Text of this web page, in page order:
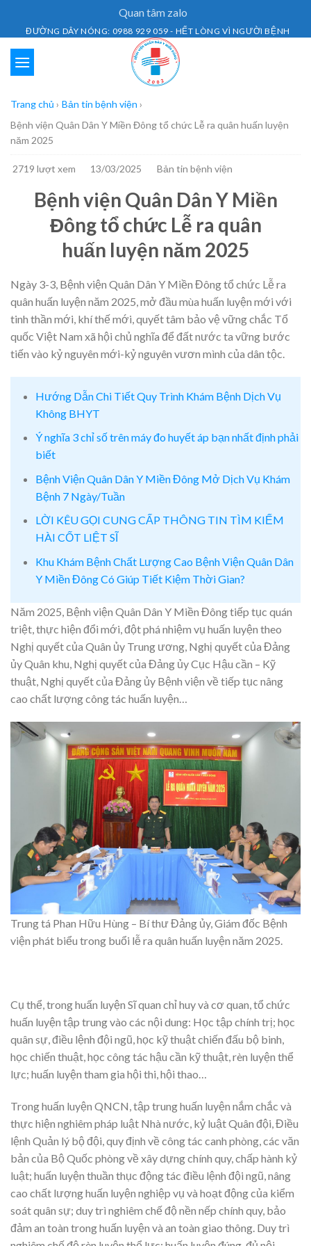
Quan tâm zalo
ĐƯỜNG DÂY NÓNG: 0988 929 059 - HẾT LÒNG VÌ NGƯỜI BỆNH
Trang chủ › Bản tin bệnh viện ›
Bệnh viện Quân Dân Y Miền Đông tổ chức Lễ ra quân huấn luyện
năm 2025
2719 lượt xem 13/03/2025 Bản tin bệnh viện
Bệnh viện Quân Dân Y Miền
Đông tổ chức Lễ ra quân
huấn luyện năm 2025
Ngày 3-3, Bệnh viện Quân Dân Y Miền Đông tổ chức Lễ ra
quân huấn luyện năm 2025, mở đầu mùa huấn luyện mới với
tinh thần mới, khí thế mới, quyết tâm bảo vệ vững chắc Tổ
quốc Việt Nam xã hội chủ nghĩa để đất nước ta vững bước
tiến vào kỷ nguyên mới-kỷ nguyên vươn mình của dân tộc.
Hướng Dẫn Chi Tiết Quy Trình Khám Bệnh Dịch Vụ
Không BHYT
Ý nghĩa 3 chỉ số trên máy đo huyết áp bạn nhất định phải
biết
Bệnh Viện Quân Dân Y Miền Đông Mở Dịch Vụ Khám
Bệnh 7 Ngày/Tuần
LỜI KÊU GỌI CUNG CẤP THÔNG TIN TÌM KIẾM
HÀI CỐT LIỆT SĨ
Khu Khám Bệnh Chất Lượng Cao Bệnh Viện Quân Dân
Y Miền Đông Có Giúp Tiết Kiệm Thời Gian?
Năm 2025, Bệnh viện Quân Dân Y Miền Đông tiếp tục quán
triệt, thực hiện đổi mới, đột phá nhiệm vụ huấn luyện theo
Nghị quyết của Quân ủy Trung ương, Nghị quyết của Đảng
ủy Quân khu, Nghị quyết của Đảng ủy Cục Hậu cần – Kỹ
thuật, Nghị quyết của Đảng ủy Bệnh viện về tiếp tục nâng
cao chất lượng công tác huấn luyện…
Trung tá Phan Hữu Hùng – Bí thư Đảng ủy, Giám đốc Bệnh
viện phát biểu trong buổi lễ ra quân huấn luyện năm 2025.
Cụ thể, trong huấn luyện Sĩ quan chỉ huy và cơ quan, tổ chức
huấn luyện tập trung vào các nội dung: Học tập chính trị; học
quân sự, điều lệnh đội ngũ, học kỹ thuật chiến đấu bộ binh,
học chiến thuật, học công tác hậu cần kỹ thuật, rèn luyện thể
lực; huấn luyện tham gia hội thi, hội thao…
Trong huấn luyện QNCN, tập trung huấn luyện nắm chắc và
thực hiện nghiêm pháp luật Nhà nước, kỷ luật Quân đội, Điều
lệnh Quản lý bộ đội, quy định về công tác canh phòng, các văn
bản của Bộ Quốc phòng về xây dựng chính quy, chấp hành kỷ
luật; huấn luyện thuần thục động tác điều lệnh đội ngũ, nâng
cao chất lượng huấn luyện nghiệp vụ và hoạt động của kiểm
soát quân sự; duy trì nghiêm chế độ nền nếp chính quy, bảo
đảm an toàn trong huấn luyện và an toàn giao thông. Duy trì